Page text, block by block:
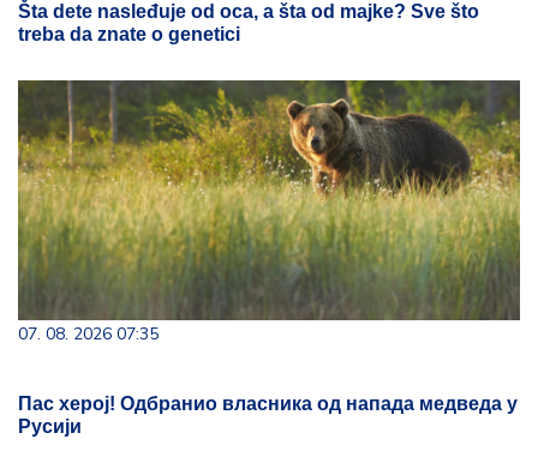
Šta dete nasleđuje od oca, a šta od majke? Sve što
treba da znate o genetici
07. 08. 2026 07:35
Пас херој! Одбранио власника од напада медведа у
Русији